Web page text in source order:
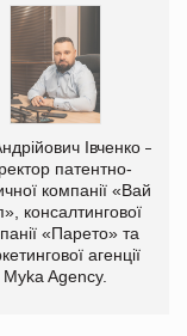
Івченко —
патентно-
компанії «Вайз
консалтингової
«Парето» та
агенції
Myka Agency.